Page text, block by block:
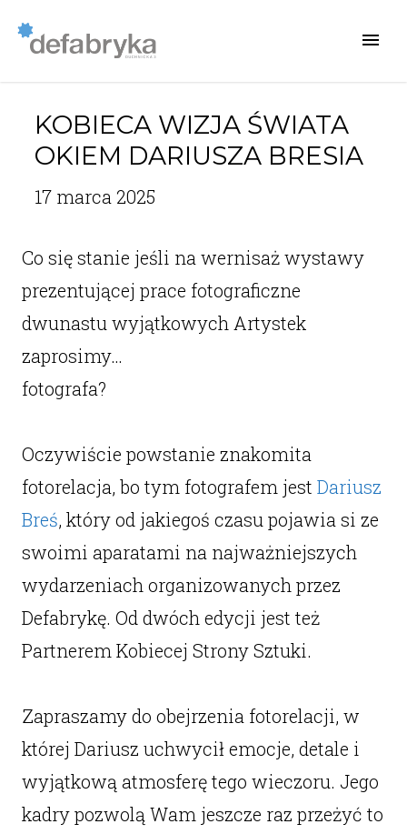
KOBIECA WIZJA ŚWIATA
OKIEM DARIUSZA BRESIA
17 marca 2025
Co się stanie jeśli na wernisaż wystawy
prezentującej prace fotograficzne
dwunastu wyjątkowych Artystek
zaprosimy…
fotografa?
Oczywiście powstanie znakomita
fotorelacja, bo tym fotografem jest Dariusz
Breś, który od jakiegoś czasu pojawia si ze
swoimi aparatami na najważniejszych
wydarzeniach organizowanych przez
Defabrykę. Od dwóch edycji jest też
Partnerem Kobiecej Strony Sztuki.
Zapraszamy do obejrzenia fotorelacji, w
której Dariusz uchwycił emocje, detale i
wyjątkową atmosferę tego wieczoru. Jego
kadry pozwolą Wam jeszcze raz przeżyć to